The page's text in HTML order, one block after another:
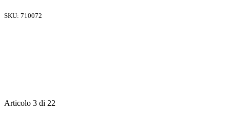
SKU: 710072
Articolo 3 di 22